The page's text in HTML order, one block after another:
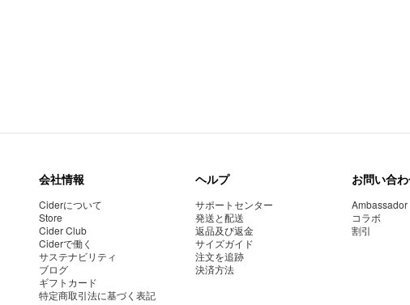
会社情報
Ciderについて
Store
Cider Club
Ciderで働く
サステナビリティ
ブログ
ギフトカード
特定商取引法に基づく表記
ヘルプ
サポートセンター
発送と配送
返品及び返金
サイズガイド
注文を追跡
決済方法
お問い合
Ambassador
コラボ
割引